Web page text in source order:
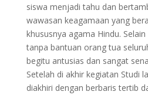
siswa menjadi tahu dan
wawasan keagamaan yang
khususnya agama Hindu.
tanpa bantuan orang tua
begitu antusias dan sangat
Setelah di akhir kegiatan Studi
diakhiri dengan berbaris tertib